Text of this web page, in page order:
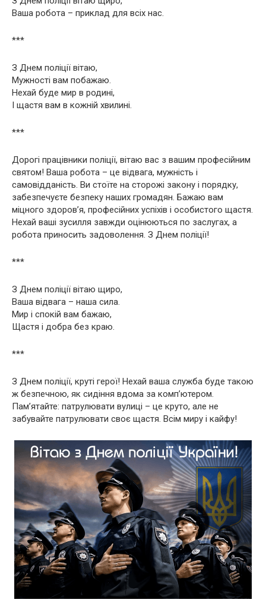
Ваша робота – приклад для всіх нас.
***
З Днем поліції вітаю,
Мужності вам побажаю.
Нехай буде мир в родині,
І щастя вам в кожній хвилині.
***
Дорогі працівники поліції, вітаю вас з вашим професійним
святом! Ваша робота – це відвага, мужність і
самовідданість. Ви стоїте на сторожі закону і порядку,
забезпечуєте безпеку наших громадян. Бажаю вам
міцного здоров’я, професійних успіхів і особистого щастя.
Нехай ваші зусилля завжди оцінюються по заслугах, а
робота приносить задоволення. З Днем поліції!
***
З Днем поліції вітаю щиро,
Ваша відвага – наша сила.
Мир і спокій вам бажаю,
Щастя і добра без краю.
***
З Днем поліції, круті герої! Нехай ваша служба буде такою
ж безпечною, як сидіння вдома за комп’ютером.
Пам’ятайте: патрулювати вулиці – це круто, але не
забувайте патрулювати своє щастя. Всім миру і кайфу!